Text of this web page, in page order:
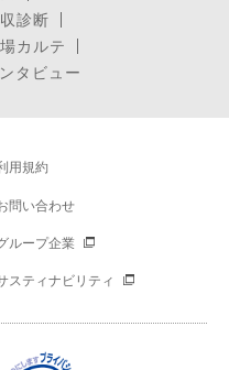
診断
カルテ
タビュー
用規約
問い合わせ
ループ企業
スティナビリティ